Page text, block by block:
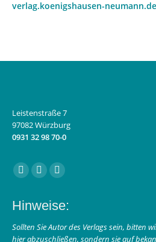
verlag.koenigshausen-neumann.de
Leistenstraße 7
97082 Würzburg
0931 32 98 70-0
Finden Sie uns auf:
Facebook
opens
in
Instagram
opens
in
E-
page
opens
Hinweise:
Sollten Sie Autor des Verlags sein, bitten
hier abzuschließen, sondern sie auf